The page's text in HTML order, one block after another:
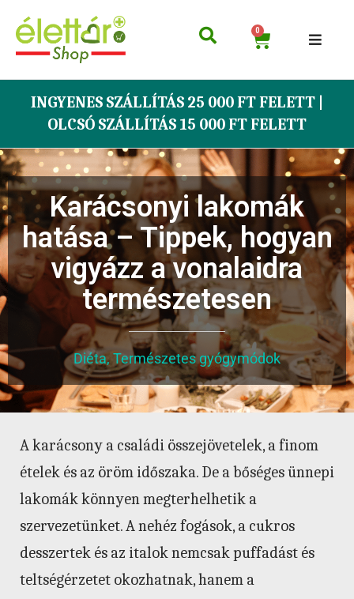
0
INGYENES SZÁLLÍTÁS 25 000 FT FELETT |
OLCSÓ SZÁLLÍTÁS 15 000 FT FELETT
Karácsonyi lakomák
hatása – Tippek, hogyan
vigyázz a vonalaidra
természetesen
Diéta,Természetes gyógymódok
A karácsony a családi összejövetelek, a finom
ételek és az öröm időszaka. De a bőséges ünnepi
lakomák könnyen megterhelhetik a
szervezetünket. A nehéz fogások, a cukros
desszertek és az italok nemcsak puffadást és
teltségérzetet okozhatnak, hanem a